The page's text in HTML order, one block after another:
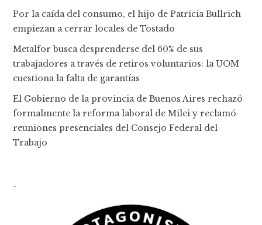
Por la caída del consumo, el hijo de Patricia Bullrich
empiezan a cerrar locales de Tostado
Metalfor busca desprenderse del 60% de sus
trabajadores a través de retiros voluntarios: la UOM
cuestiona la falta de garantías
El Gobierno de la provincia de Buenos Aires rechazó
formalmente la reforma laboral de Milei y reclamó
reuniones presenciales del Consejo Federal del
Trabajo
-